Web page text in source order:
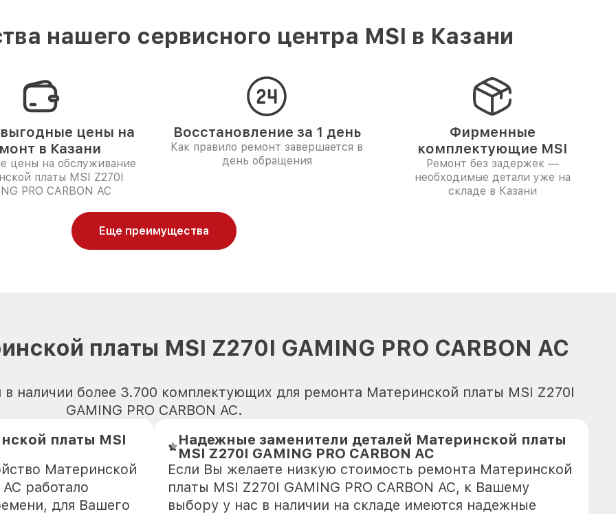
нашего сервисного центра MSI в Казани
цены на
в Казани
цены на обслуживание
платы MSI Z270I
PRO CARBON AC
Восстановление за 1 день
Как правило ремонт завершается в
день обращения
Фирменные
комплектующие MSI
Ремонт без задержек —
необходимые детали уже на
складе в Казани
Еще преимущества
платы MSI Z270I GAMING PRO CARBON AC
наличии более 3.700 комплектующих для ремонта Материнской платы MSI Z270I
GAMING PRO CARBON AC.
платы MSI
Материнской
работало
для Вашего
Надежные заменители деталей Материнской платы
MSI Z270I GAMING PRO CARBON AC
Если Вы желаете низкую стоимость ремонта Материнской
платы MSI Z270I GAMING PRO CARBON AC, к Вашему
выбору у нас в наличии на складе имеются надежные